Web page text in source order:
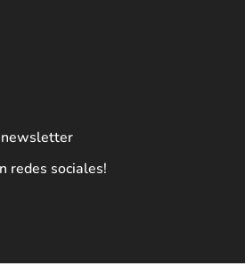
newsletter
redes sociales!